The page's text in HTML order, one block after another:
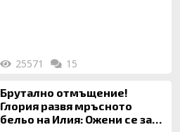
25571 15
Брутално отмъщение!
Глория развя мръсното
бельо на Илия: Ожени се за